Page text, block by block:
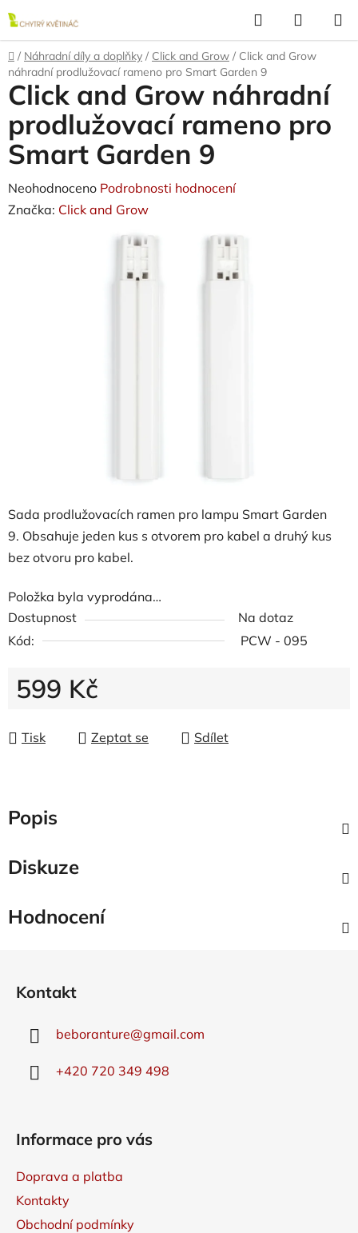
na
obsah
Hledat
KOŠÍK
Domů
/ Náhradní díly a doplňky / Click and Grow / Click and Grow
náhradní prodlužovací rameno pro Smart Garden 9
Sada prodlužovacích ramen pro lampu Smart Garden
9. Obsahuje jeden kus s otvorem pro kabel a druhý kus
bez otvoru pro kabel.
Položka byla vyprodána…
Dostupnost
Na dotaz
Kód:
PCW - 095
599 Kč
Tisk
Zeptat se Sdílet
Click and Grow náhradní
prodlužovací rameno pro
Smart Garden 9
Průměrné
hodnocení
Neohodnoceno Podrobnosti hodnocení
Značka: Click and Grow
Popis
Diskuze
Hodnocení
Kontakt
beboranture@gmail.com
+420 720 349 498
Informace pro vás
Doprava a platba
Kontakty
Obchodní podmínky